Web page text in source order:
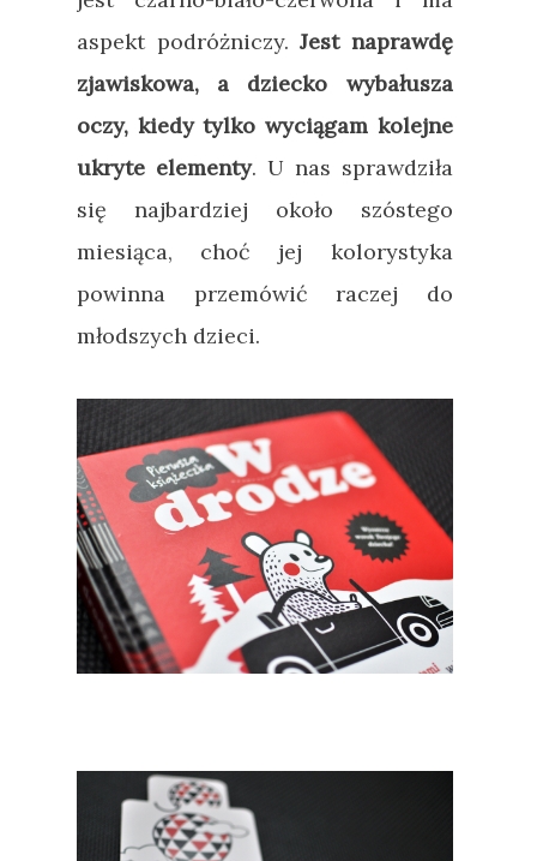
aspekt podróżniczy. Jest naprawdę
zjawiskowa, a dziecko wybałusza
oczy, kiedy tylko wyciągam kolejne
ukryte elementy. U nas sprawdziła
się najbardziej około szóstego
miesiąca, choć jej kolorystyka
powinna przemówić raczej do
młodszych dzieci.